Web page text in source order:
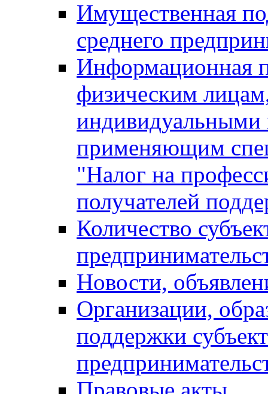
Имущественная
среднего
Информационная
физическим
индивидуальными
применяющим
"Налог на
получателей
Количество
Новости,
Организации,
поддержки